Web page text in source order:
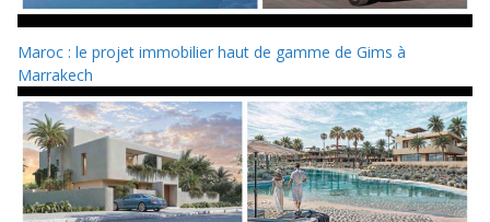
Maroc : le projet immobilier haut de gamme de Gims à
Marrakech